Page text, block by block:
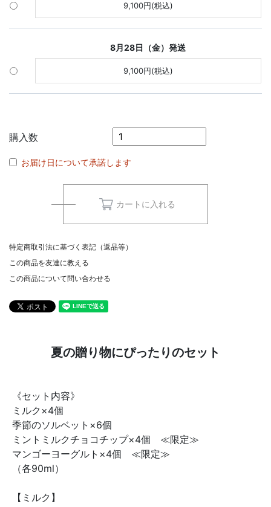
9,100円(税込)
8月28日（金）発送
9,100円(税込)
購入数
お届け日について承諾します
カートに入れる
特定商取引法に基づく表記（返品等）
この商品を友達に教える
この商品について問い合わせる
夏の贈り物にぴったりのセット
《セット内容》
ミルク×4個
季節のソルベット×6個
ミントミルクチョコチップ×4個 ≪限定≫
マンゴーヨーグルト×4個 ≪限定≫
（各90ml）
【ミルク】